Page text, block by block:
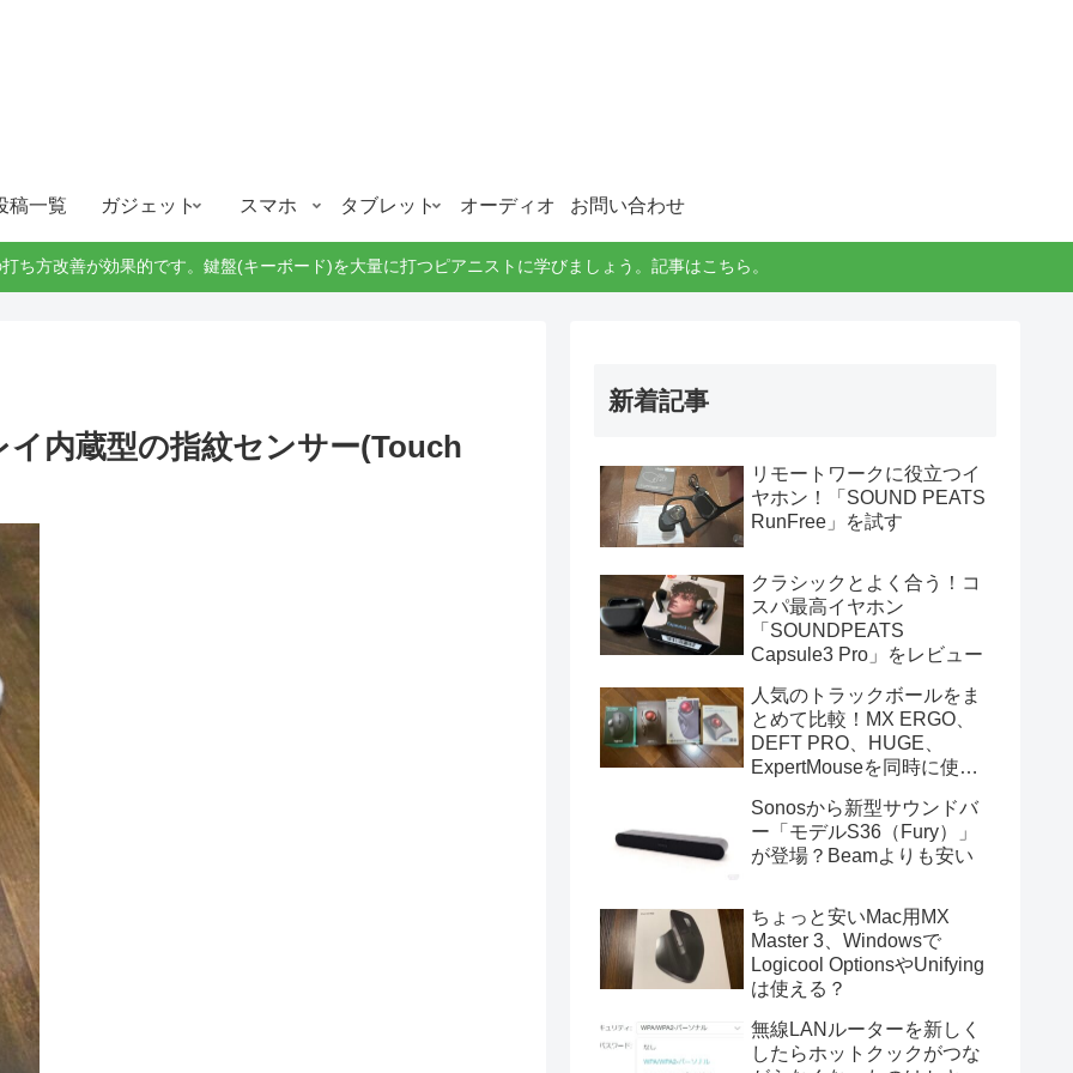
稿一覧 ガジェット スマホ タブレット オーディオ お問い合わせ
ち方改善が効果的です。鍵盤(キーボード)を大量に打つピアニストに学びましょう。記事はこちら。
内蔵型の指紋センサー(Touch
新着記事
リモートワークに役立つイ
ヤホン！「SOUND PEATS
RunFree」を試す
クラシックとよく合う！コ
スパ最高イヤホン
「SOUNDPEATS
Capsule3 Pro」をレビュー
人気のトラックボールをま
とめて比較！MX ERGO、
DEFT PRO、HUGE、
ExpertMouseを同時に使っ
Sonosから新型サウンドバ
ー「モデルS36（Fury）」
が登場？Beamよりも安い
ちょっと安いMac用MX
Master 3、Windowsで
Logicool OptionsやUnifying
は使える？
無線LANルーターを新しく
したらホットクックがつな